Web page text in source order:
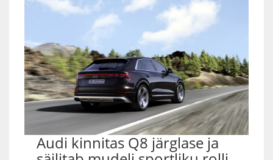
Audi kinnitas Q8 järglase ja